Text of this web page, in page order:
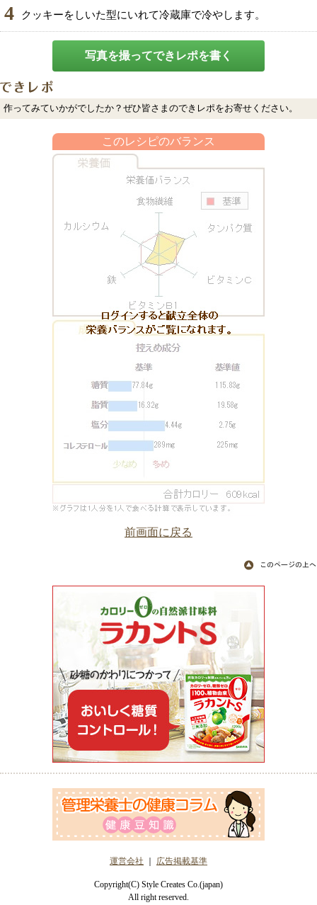
4 クッキーをしいた型にいれて冷蔵庫で冷やします。
写真を撮ってできレポを書く
作ってみていかがでしたか？ぜひ皆さまのできレポをお寄せください。
このレシピのバランス
前画面に戻る
運営会社 ｜ 広告掲載基準
Copyright(C) Style Creates Co.(japan)
All right reserved.